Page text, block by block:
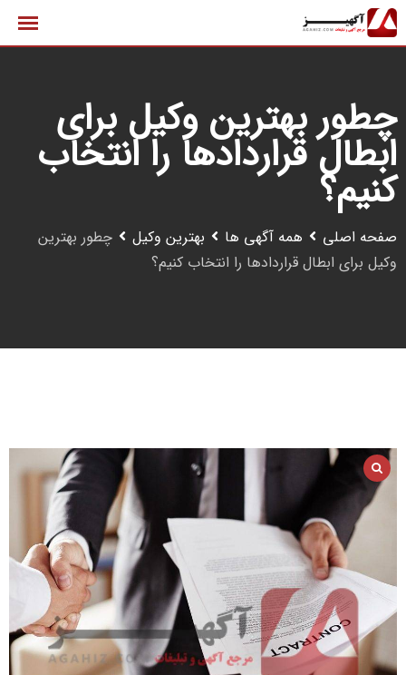
پرش
به
چطور بهترین وکیل برای
ابطال قراردادها را انتخاب
کنیم؟
صفحه اصلی همه آگهی ها بهترین وکیل
چطور بهترین
وکیل برای ابطال قراردادها را انتخاب کنیم؟